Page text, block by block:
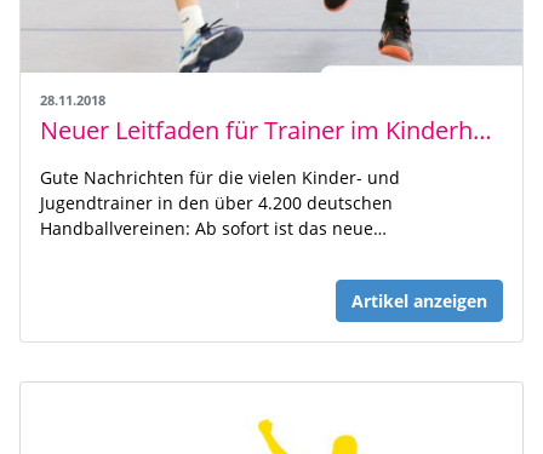
28.11.2018
Neuer Leitfaden für Trainer im Kinderhandball
Gute Nachrichten für die vielen Kinder- und
Jugendtrainer in den über 4.200 deutschen
Handballvereinen: Ab sofort ist das neue…
Artikel anzeigen